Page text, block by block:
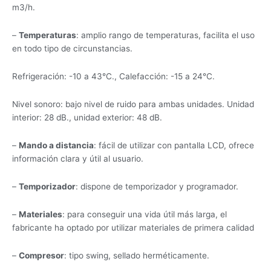
m3/h.
– Temperaturas: amplio rango de temperaturas, facilita el uso
en todo tipo de circunstancias.
Refrigeración: -10 a 43°C., Calefacción: -15 a 24°C.
Nivel sonoro: bajo nivel de ruido para ambas unidades. Unidad
interior: 28 dB., unidad exterior: 48 dB.
– Mando a distancia: fácil de utilizar con pantalla LCD, ofrece
información clara y útil al usuario.
– Temporizador: dispone de temporizador y programador.
– Materiales: para conseguir una vida útil más larga, el
fabricante ha optado por utilizar materiales de primera calidad
– Compresor: tipo swing, sellado herméticamente.